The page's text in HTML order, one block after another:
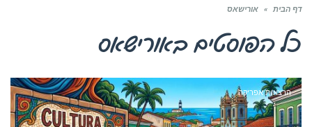
דף הבית » אורישאס
כל הפוסטים באורישאס
הרצאות אפריקה